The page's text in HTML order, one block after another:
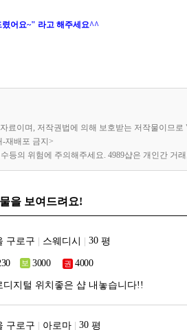
렸어요~" 라고 해주세요^^
료이며, 저작권법에 의해 보호받는 저작물이므
재배포 금지>
등의 위험에 주의해주세요. 4989샵은 개인간 거
을 보여드려요!
구로구 스웨디시 평
디지털 위치좋은 샵 내놓습니다!!
구로구 아로마 평